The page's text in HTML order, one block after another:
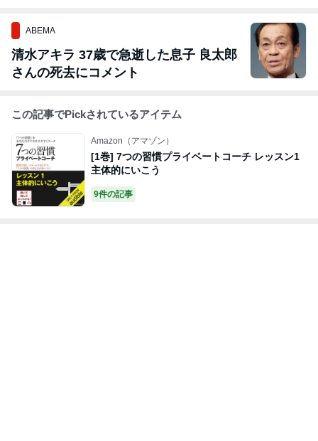
ABEMA
清水アキラ 37歳で急逝した息子 良太郎
さんの死去にコメント
この記事でPickされているアイテム
Amazon（アマゾン）
[1巻] 7つの習慣プライベートコーチ レッスン1
主体的にいこう
9件の記事